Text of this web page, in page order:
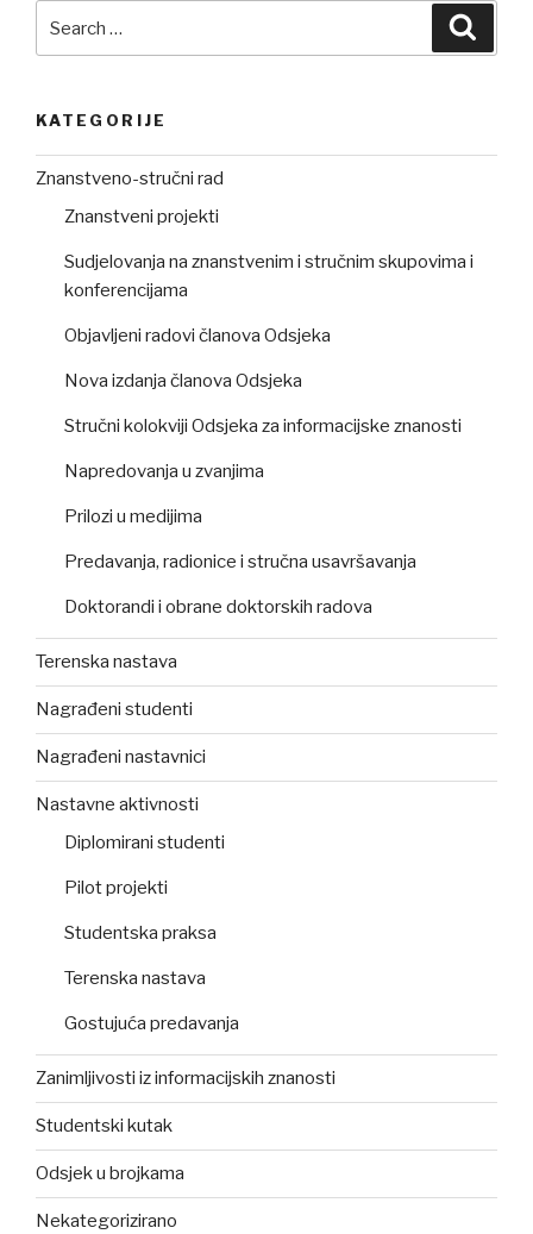
KATEGORIJE
Znanstveno-stručni rad
Znanstveni projekti
Sudjelovanja na znanstvenim i stručnim skupovima i
konferencijama
Objavljeni radovi članova Odsjeka
Nova izdanja članova Odsjeka
Stručni kolokviji Odsjeka za informacijske znanosti
Napredovanja u zvanjima
Prilozi u medijima
Predavanja, radionice i stručna usavršavanja
Doktorandi i obrane doktorskih radova
Terenska nastava
Nagrađeni studenti
Nagrađeni nastavnici
Nastavne aktivnosti
Diplomirani studenti
Pilot projekti
Studentska praksa
Terenska nastava
Gostujuća predavanja
Zanimljivosti iz informacijskih znanosti
Studentski kutak
Odsjek u brojkama
Nekategorizirano